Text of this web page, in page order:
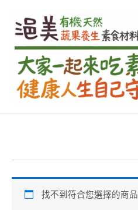
找不到符合您選擇的商品
關
字